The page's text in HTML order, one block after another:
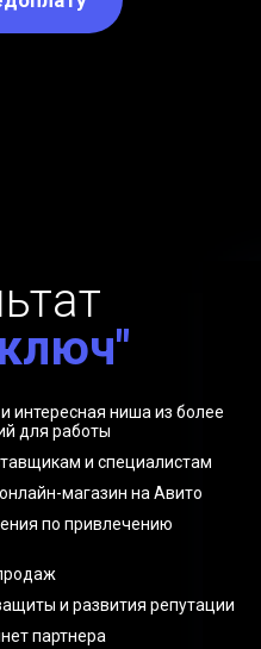
интересная ниша из более
для работы
и специалистам
магазин на Авито
по привлечению
и развития репутации
партнера